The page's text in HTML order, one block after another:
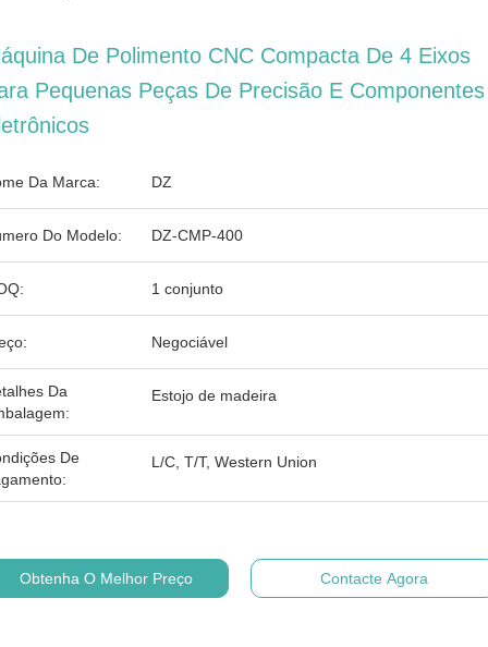
De Polimento CNC Compacta De 4 Eixos
Pequenas Peças De Precisão E Componentes
Da Marca: DZ
Do Modelo: DZ-CMP-400
1 conjunto
Negociável
Da
Estojo de madeira
De
L/C, T/T, Western Union
Obtenha O Melhor Preço Contacte Agora